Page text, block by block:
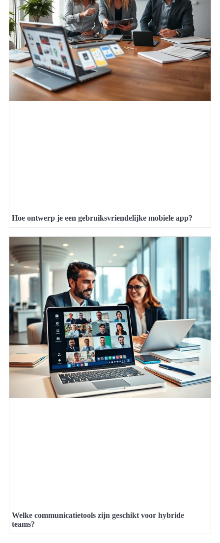
Hoe ontwerp je een gebruiksvriendelijke mobiele app?
Welke communicatietools zijn geschikt voor hybride
teams?